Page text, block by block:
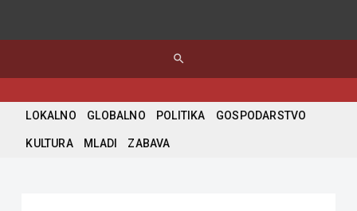
search
LOKALNO GLOBALNO POLITIKA GOSPODARSTVO
KULTURA MLADI ZABAVA